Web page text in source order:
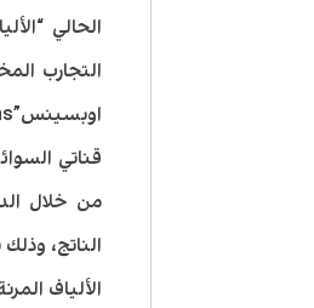
الحالي
التجارب
قناتي
الناتج،
الألياف المرنة والتي تبلغ